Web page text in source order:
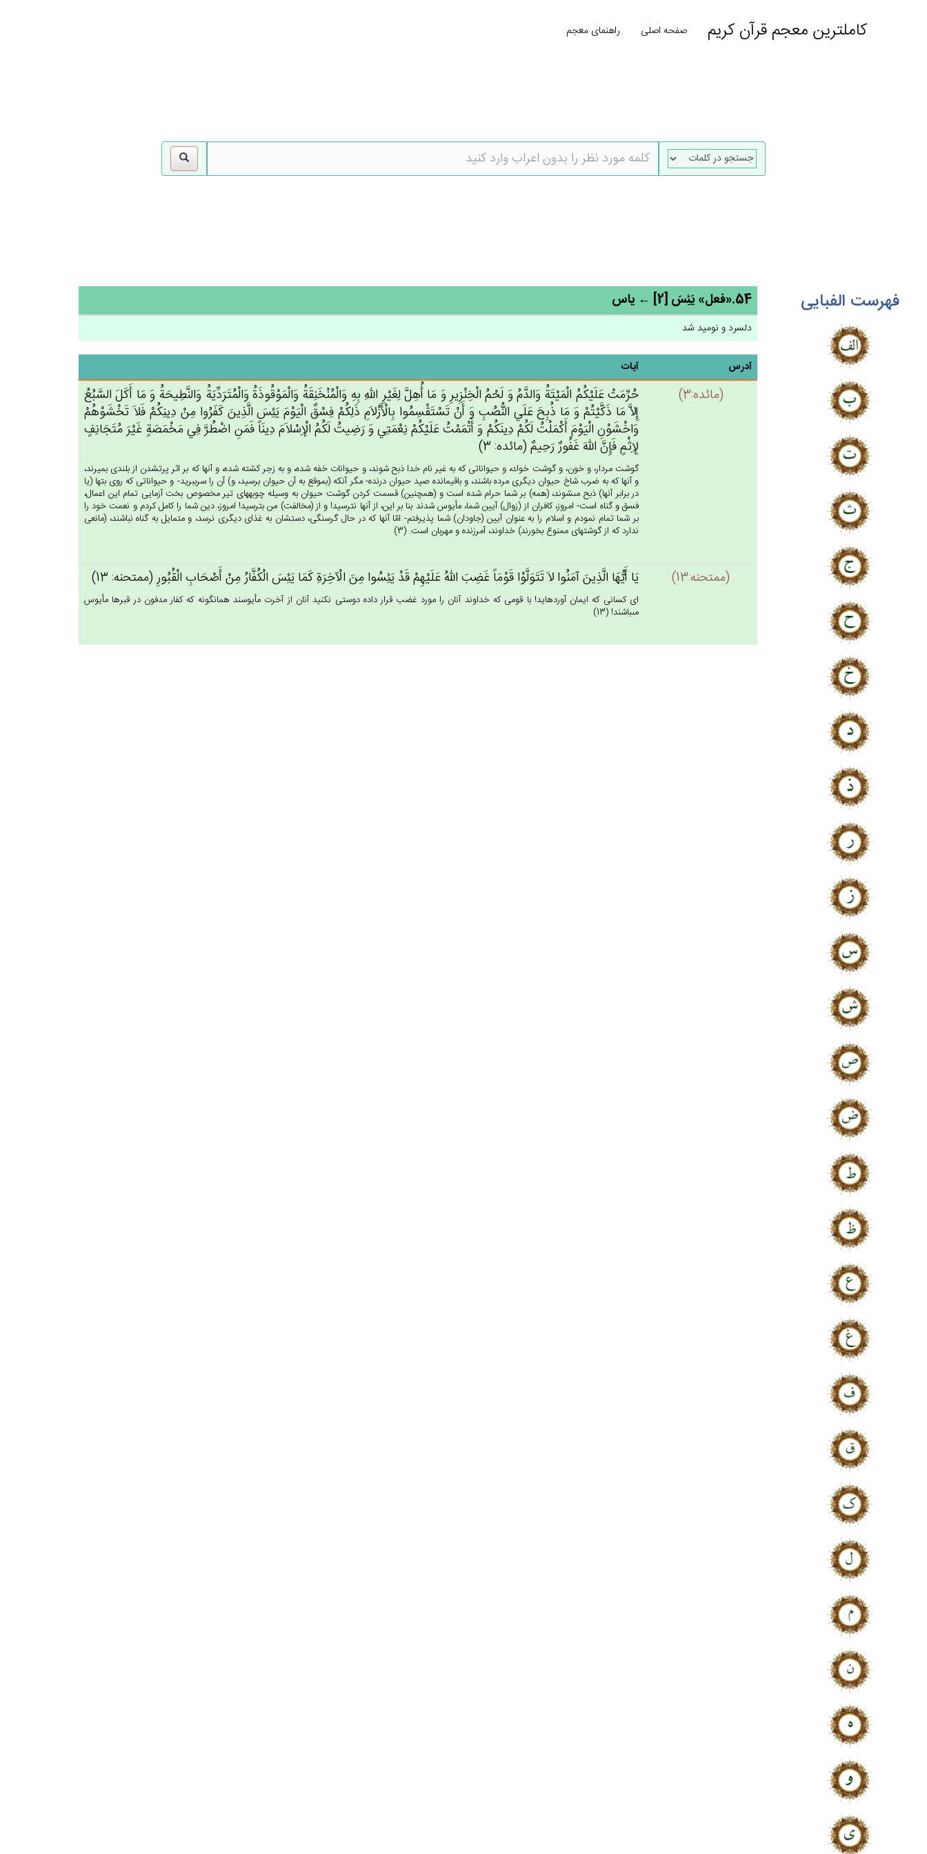
کاملترین معجم قرآن کریم صفحه اصلی راهنمای معجم
فهرست الفبایی 54.«فعل» يَئِس‌َ [2] ← یاس
دلسرد و نومید شد
آدرس آیات
(مائده:3)
حُرِّمَت‌ْ عَلَيْكُم‌ُ الْمَيْتَة‌ُ وَالدَّم‌ُ وَ لَحْم‌ُ الْخِنْزِيرِ وَ مَا أُهِل‌َّ لِغَيْرِ الله‌ِ بِه‌ِ وَالْمُنْخَنِقَة‌ُ وَالْمَوْقُوذَة‌ُ وَالْمُتَرَدِّيَة‌ُ وَالنَّطِيحَة‌ُ وَ مَا أَكَل‌َ السَّبُع‌ُ
إِلاَّ مَا ذَكَّيْتُم‌ْ وَ مَا ذُبِح‌َ عَلَي‌ النُّصُب‌ِ وَ أَنْ‌ تَسْتَقْسِمُوا بِالْأَزْلاَم‌ِ ذَلِكُم‌ْ فِسْق‌ٌ الْيَوْم‌َ يَئِس‌َ الَّذِين‌َ كَفَرُوا مِنْ‌ دِينِكُم‌ْ فَلاَ تَخْشَوْهُم‌ْ
وَاخْشَوْن‌ِ الْيَوْم‌َ أَكْمَلْت‌ُ لَكُم‌ْ دِينَكُم‌ْ وَ أَتْمَمْت‌ُ عَلَيْكُم‌ْ نِعْمَتِي‌ وَ رَضِيت‌ُ لَكُم‌ُ الْإِسْلاَم‌َ دِينَاً فَمَن‌ِ اضْطُرَّ فِي‌ مَخْمَصَة‌ٍ غَيْرَ مُتَجَانِف‌ٍ
لِإِثْم‌ٍ فَإِن‌َّ الله‌َ غَفُورٌ رَحِيم‌ٌ (مائده: 3)
گوشت مردار، و خون، و گوشت خوك، و حيواناتى كه به غير نام خدا ذبح شوند، و حيوانات خفه شده، و به زجر كشته شده، و آنها كه بر اثر پرت‏شدن از بلندى بميرند،
و آنها كه به ضرب شاخ حيوان ديگرى مرده باشند، و باقيمانده صيد حيوان درنده- مگر آنكه (بموقع به آن حيوان برسيد، و) آن را سرببريد- و حيواناتى كه روى بتها (يا
در برابر آنها) ذبح مى‏شوند، (همه) بر شما حرام شده است و (همچنين) قسمت كردن گوشت حيوان به وسيله چوبه‏هاى تير مخصوص بخت آزمايى تمام اين اعمال،
فسق و گناه است- امروز، كافران از (زوال) آيين شما، مأيوس شدند بنا بر اين، از آنها نترسيد! و از (مخالفت) من بترسيد! امروز، دين شما را كامل كردم و نعمت خود را
بر شما تمام نمودم و اسلام را به عنوان آيين (جاودان) شما پذيرفتم- امّا آنها كه در حال گرسنگى، دستشان به غذاى ديگرى نرسد، و متمايل به گناه نباشند، (مانعى
ندارد كه از گوشتهاى ممنوع بخورند) خداوند، آمرزنده و مهربان است. (3)
(ممتحنه:13) يَا أَيُّهَا الَّذِين‌َ آمَنُوا لاَ تَتَوَلَّوْا قَوْمَاً غَضِب‌َ الله‌ُ عَلَيْهِم‌ْ قَدْ يَئِسُوا مِن‌َ الْآخِرَة‌ِ كَمَا يَئِس‌َ الْكُفَّارُ مِن‌ْ أَصْحَاب‌ِ الْقُبُورِ (ممتحنه: 13)
اى كسانى كه ايمان آورده‏ايد! با قومى كه خداوند آنان را مورد غضب قرار داده دوستى نكنيد آنان از آخرت مأيوسند همان‏گونه كه كفار مدفون در قبرها مأيوس
مى‏باشند! (13)